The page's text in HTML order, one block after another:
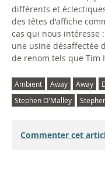
différents et
des têtes d'affiche
cas qui nous intéresse
une usine désaffectée
de renom tels que Tim
Ambient Away Away
Stephen O'Malley
Commenter cet